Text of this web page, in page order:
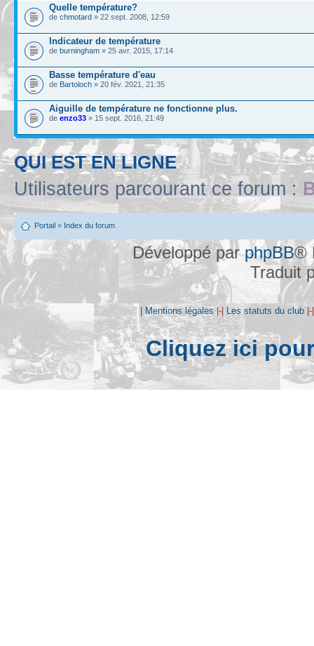
Quelle température?
de chmotard » 22 sept. 2008, 12:59
Indicateur de température
de burningham » 25 avr. 2015, 17:14
Basse température d'eau
de Bartoloch » 20 fév. 2021, 21:35
Aiguille de température ne fonctionne plus.
de enzo33 » 15 sept. 2016, 21:49
QUI EST EN LIGNE
Utilisateurs parcourant ce forum :
Portail » Index du forum
Développé parphpBB®
Traduit
| Mentions légales|-|Les statuts du club
Cliquez ici